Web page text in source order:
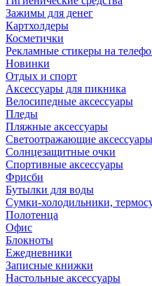
Зажимы для денег
Картхолдеры
Косметички
Рекламные стикеры на
Новинки
Отдых и спорт
Аксессуары для пикника
Велосипедные аксессуары
Пледы
Пляжные аксессуары
Светоотражающие аксессуары
Солнцезащитные очки
Спортивные аксессуары
Фрисби
Бутылки для воды
Сумки-холодильники,
Полотенца
Офис
Блокноты
Ежедневники
Записные книжки
Настольные аксессуары